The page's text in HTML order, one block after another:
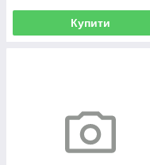
Купити